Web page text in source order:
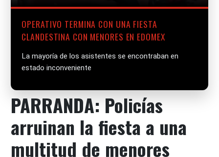
OPERATIVO TERMINA CON UNA FIESTA
CLANDESTINA CON MENORES EN EDOMEX
La mayoría de los asistentes se encontraban en
estado inconveniente
PARRANDA: Policías
arruinan la fiesta a una
multitud de menores